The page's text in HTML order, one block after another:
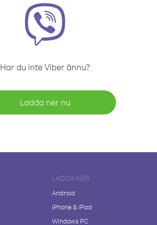
Har du inte Viber ännu?
Ladda ner nu
LADDA NER
Android
iPhone & iPad
Windows PC